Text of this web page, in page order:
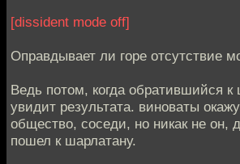
[dissident mode off]
Оправдывает ли горе отсутствие
Ведь потом, когда обратившийся к
увидит результата. виноваты
общество, соседи, но никак не он,
пошел к шарлатану.